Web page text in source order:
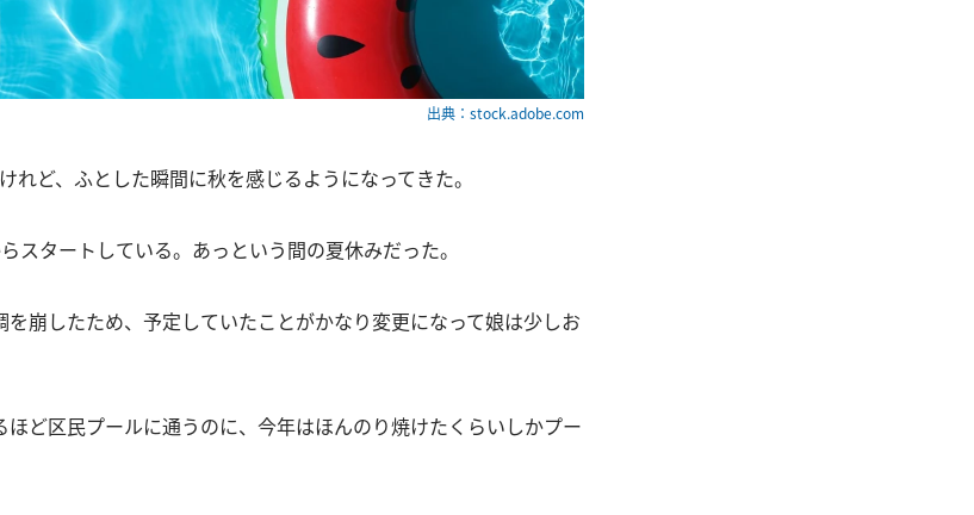
出典：stock.adobe.com
れど、ふとした瞬間に秋を感じるようになってきた。
スタートしている。あっという間の夏休みだった。
崩したため、予定していたことがかなり変更になって娘は少しお
ど区民プールに通うのに、今年はほんのり焼けたくらいしかプー